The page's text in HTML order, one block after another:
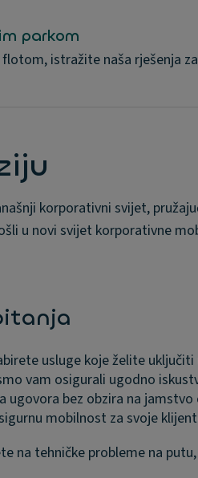
parkom
istražite naša rješenja za
korporativni svijet,
u novi svijet korporativne
usluge koje želite
vam osigurali ugodno
bez obzira na
mobilnost za svoje
na tehničke probleme na